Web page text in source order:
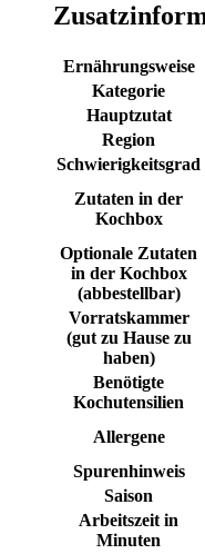
Ernährungsweise
Kategorie
Hauptzutat
Region
Schwierigkeitsgrad
Zutaten in der
Kochbox
Optionale Zutaten
in der Kochbox
(abbestellbar)
Vorratskammer
(gut zu Hause zu
haben)
Benötigte
Kochutensilien
Allergene
Spurenhinweis
Saison
Arbeitszeit in
Minuten